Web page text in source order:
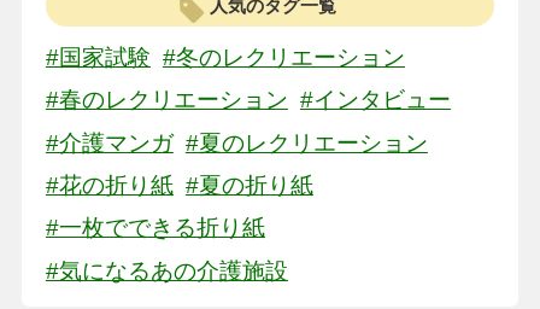
人気のタグ一覧
#国家試験 #冬のレクリエーション
#春のレクリエーション #インタビュー
#介護マンガ #夏のレクリエーション
#花の折り紙 #夏の折り紙
#一枚でできる折り紙
#気になるあの介護施設